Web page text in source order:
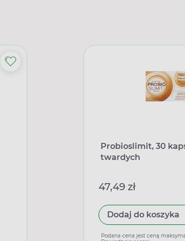
Probioslimit, 30
twardych
47,49 zł
Dodaj do koszyka
Podana cena jest ceną